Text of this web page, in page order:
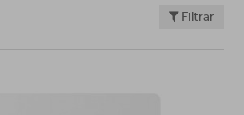
Filtrar